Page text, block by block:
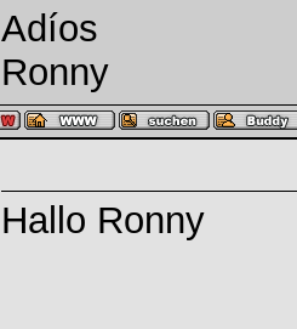
Adíos
Ronny
Hallo Ronny